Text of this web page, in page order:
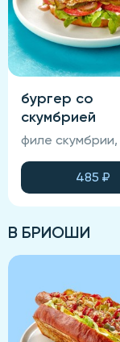
бургер со
скумбрией
485 ₽
В БРИОШИ